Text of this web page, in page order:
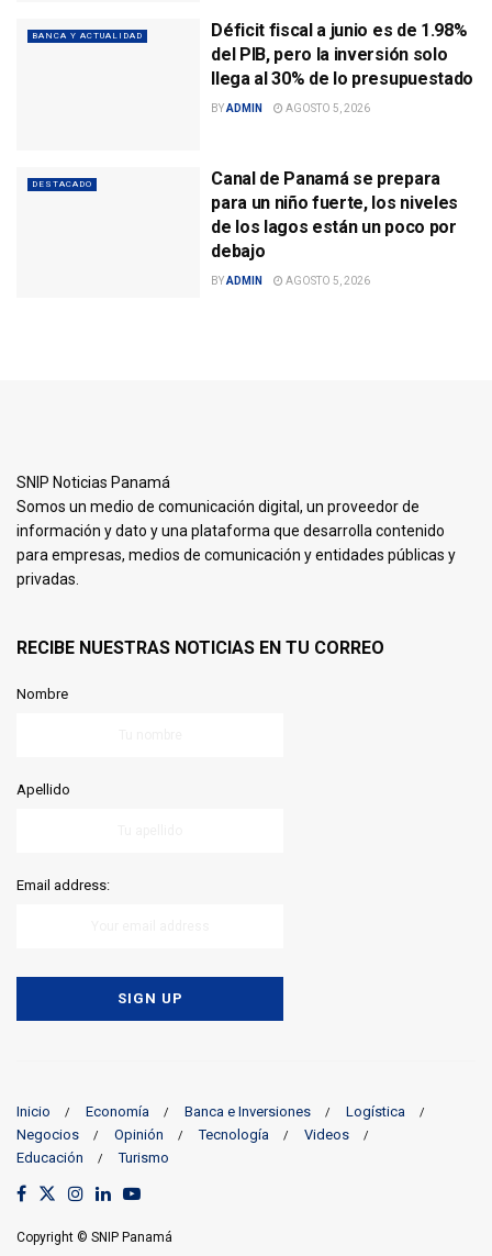
BANCA Y ACTUALIDAD
Déficit fiscal a junio es de 1.98%
del PIB, pero la inversión solo
llega al 30% de lo presupuestado
BYADMIN AGOSTO 5, 2026
DESTACADO
Canal de Panamá se prepara
para un niño fuerte, los niveles
de los lagos están un poco por
debajo
BYADMIN AGOSTO 5, 2026
SNIP Noticias Panamá
Somos un medio de comunicación digital, un proveedor de
información y dato y una plataforma que desarrolla contenido
para empresas, medios de comunicación y entidades públicas y
privadas.
RECIBE NUESTRAS NOTICIAS EN TU CORREO
Nombre
Apellido
Email address:
Inicio Economía Banca e Inversiones
Logística
Negocios
Opinión Tecnología
Videos
Educación
Turismo
Copyright © SNIP Panamá